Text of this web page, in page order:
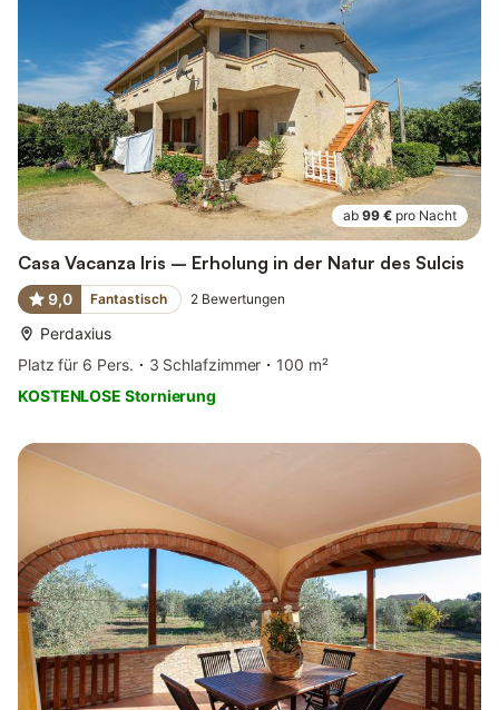
ab 99 € pro Nacht
Casa Vacanza Iris – Erholung in der Natur des Sulcis
9,0 Fantastisch 2 Bewertungen
Perdaxius
Platz für 6 Pers.
3 Schlafzimmer
100 m²
KOSTENLOSE Stornierung